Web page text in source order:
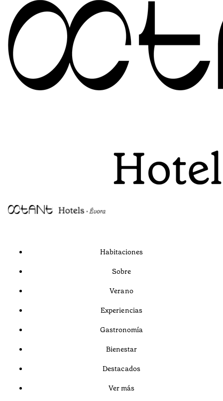
Habitaciones
Sobre
Verano
Experiencias
Gastronomía
Bienestar
Destacados
Ver más